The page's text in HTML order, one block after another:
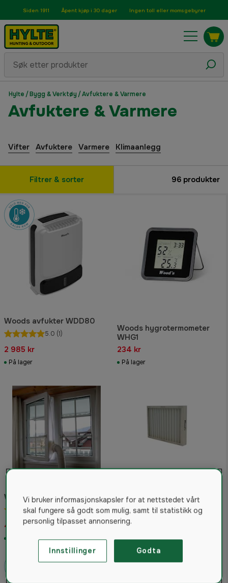
Siden 1911 Åpent kjøp i 30 dager Ingen toll eller momsgebyrer
Hylte /Bygg & Verktøy /Avfuktere & Varmere
Avfuktere & Varmere
Vifter Avfuktere Varmere Klimaanlegg
Filtrer & sorter 96 produkter
Woods avfukter WDD80
5.0 (1)
2 985 kr
På lager
Woods hygrotermometer
WHG1
234 kr
På lager
Woods vindussett
4.5(2)
469 kr
Woods SMF-filter for
Woods DS40FS
248 kr
På lager
Vi bruker informasjonskapsler for at nettstedet vårt
skal fungere så godt som mulig, samt til statistikk og
personlig tilpasset annonsering.
Innstillinger Godta